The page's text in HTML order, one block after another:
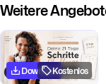
Weitere
DownloadKostenlos